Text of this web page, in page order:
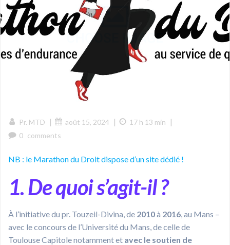
Pr. MTD | août 15, 2024 | 17 h 13 min |
0 comments
NB : le Marathon du Droit dispose d’un site dédié !
1. De quoi s’agit-il ?
À l’initiative du pr. Touzeil-Divina, de 2010à 2016, au Mans –
avec le concours de l’Université du Mans, de celle de
Toulouse Capitole notamment et avec le soutien de